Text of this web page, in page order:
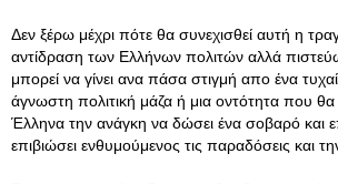
Δεν ξέρω μέχρι πότε θα συνεχισθεί αυτή η
αντίδραση των Ελλήνων πολιτών αλλά
μπορεί να γίνει ανα πάσα στιγμή απο ένα
άγνωστη πολιτική μάζα ή μια οντότητα που
Έλληνα την ανάγκη να δώσει ένα σοβαρό και
επιβιώσει ενθυμούμενος τις παραδόσεις και